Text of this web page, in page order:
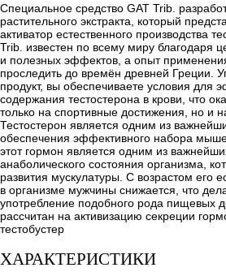
Специальное средство GAT Trib.
растительного экстракта, который
активатор естественного производства
Trib. известен по всему миру благодаря
и полезных эффектов, а опыт
проследить до времён древней Греции.
продукт, вы обеспечиваете условия для
содержания тестостерона в крови, что
только на спортивные достижения, но и
Тестостерон является одним из
обеспечения эффективного набора
этот гормон является одним из
анаболического состояния организма,
развития мускулатуры. С возрастом его
в организме мужчины снижается, что
употребление подобного рода пищевых
рассчитан на активизацию секреции
тестобустер
ХАРАКТЕРИСТИКИ